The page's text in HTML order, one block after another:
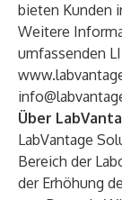
bieten Kunden
Weitere
umfassenden
Über
LabVantage
Bereich der
der Erhöhung